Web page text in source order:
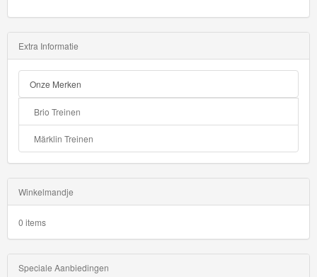
Dutch
Super
Mario
Disney
Cars
3
Aanbiedingen
Märklin
H0
Treinen
Extra Informatie
Onze Merken
Brio Treinen
Märklin Treinen
Winkelmandje
0 items
Speciale Aanbiedingen